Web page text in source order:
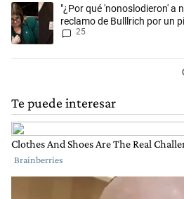
Un artículo de tendencia con el título
"¿Por qué 'nonoslodieron' a
reclamo de Bulllrich por un
25